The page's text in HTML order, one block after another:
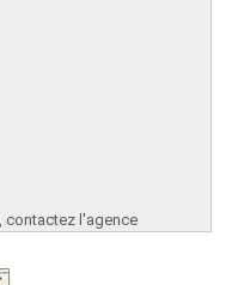
contactez l'agence